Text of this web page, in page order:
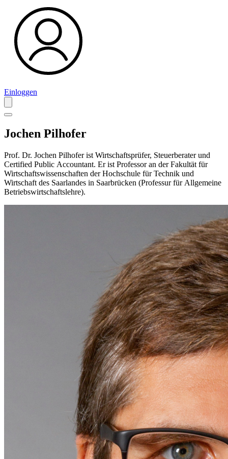
Einloggen
Jochen Pilhofer
Prof. Dr. Jochen Pilhofer ist Wirtschaftsprüfer, Steuerberater und
Certified Public Accountant. Er ist Professor an der Fakultät für
Wirtschaftswissenschaften der Hochschule für Technik und
Wirtschaft des Saarlandes in Saarbrücken (Professur für Allgemeine
Betriebswirtschaftslehre).